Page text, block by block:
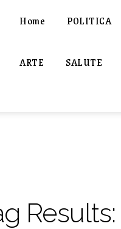
Home POLITICA
ARTE SALUTE
Results: